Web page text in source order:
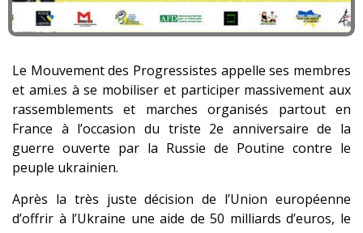
Le Mouvement des Progressistes appelle ses membres
et ami.es à se mobiliser et participer massivement aux
rassemblements et marches organisés partout en
France à l’occasion du triste 2e anniversaire de la
guerre ouverte par la Russie de Poutine contre le
peuple ukrainien.
Après la très juste décision de l’Union européenne
d’offrir à l’Ukraine une aide de 50 milliards d’euros, le